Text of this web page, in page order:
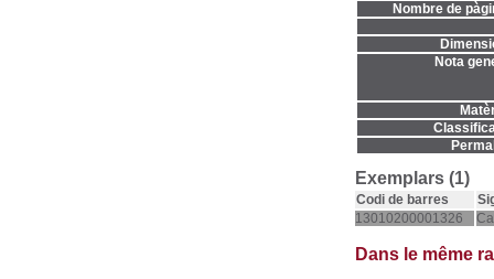
Nombre de
Nota
Exemplars (1)
Codi de barres
13010200001326
Dans le même